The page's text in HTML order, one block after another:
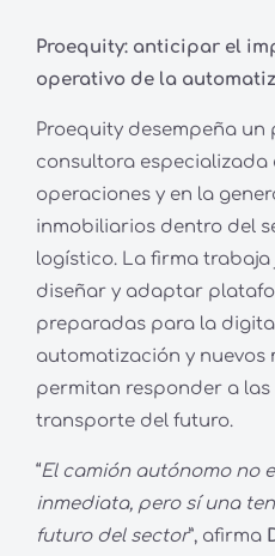
Proequity: anticipar el
operativo de la
Proequity desempeña un
consultora especializada
operaciones y en la
inmobiliarios dentro del
logístico. La firma
diseñar y adaptar
preparadas para la
automatización y nuevos
permitan responder a
transporte del futuro.
“El camión autónomo no
inmediata, pero sí una
futuro del sector”, afirma